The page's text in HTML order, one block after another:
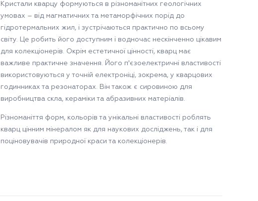
Кристали кварцу формуються в різноманітних геологічних
умовах – від магматичних та метаморфічних порід до
гідротермальних жил, і зустрічаються практично по всьому
світу. Це робить його доступним і водночас нескінченно цікавим
для колекціонерів. Окрім естетичної цінності, кварц має
важливе практичне значення. Його п'єзоелектричні властивості
використовуються у точній електроніці, зокрема, у кварцових
годинниках та резонаторах. Він також є сировиною для
виробництва скла, кераміки та абразивних матеріалів.
Різноманіття форм, кольорів та унікальні властивості роблять
кварц цінним мінералом як для наукових досліджень, так і для
поціновувачів природної краси та колекціонерів.